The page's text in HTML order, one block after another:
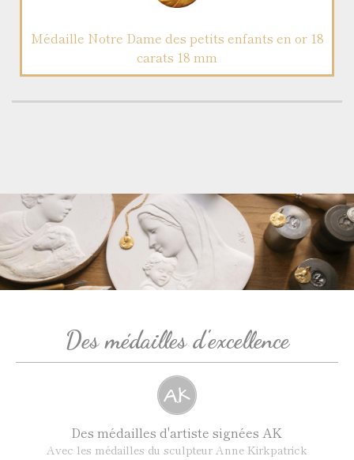
Médaille Notre Dame des petits enfants en or 18
carats 18 mm
Des médailles d'excellence
Des médailles d'artiste signées AK
Avec les médailles du sculpteur Anne Kirkpatrick